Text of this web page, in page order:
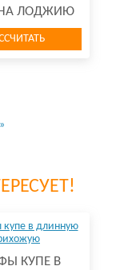
ЛОДЖИЮ
»
КУПЕ В